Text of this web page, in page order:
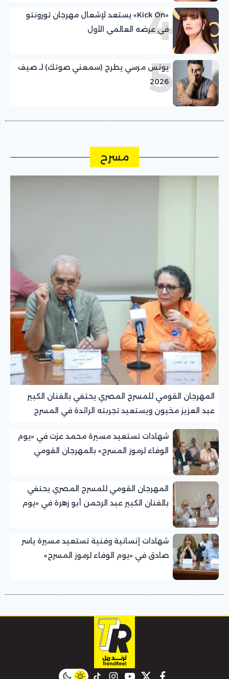
4
«Kick On» يستعد لإشعال مهرجان تورونتو
في عرضه العالمي الأول
5
يونس مرسي يطرح (سمعني صوتك) لـ صيف
2026
مسرح
المهرجان القومي للمسرح المصري يحتفي بالفنان الكبير
عبد العزيز مخيون ويستعيد تجربته الرائدة في المسرح
شهادات تستعيد مسيرة محمد عزت في «يوم
الوفاء لرموز المسرح» بالمهرجان القومي
المهرجان القومي للمسرح المصري يحتفي
بالفنان الكبير عبد الرحمن أبو زهرة في «يوم
شهادات إنسانية وفنية تستعيد مسيرة ياسر
صادق في «يوم الوفاء لرموز المسرح»